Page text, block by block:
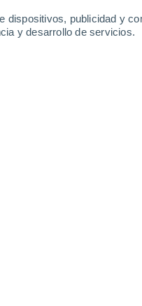
dispositivos, publicidad y
y desarrollo de servicios.